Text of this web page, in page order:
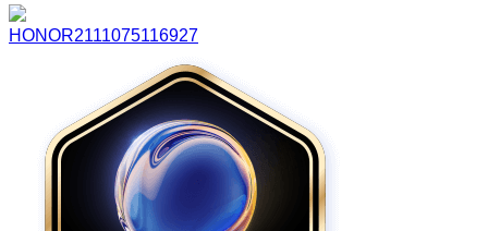
HONOR2111075116927